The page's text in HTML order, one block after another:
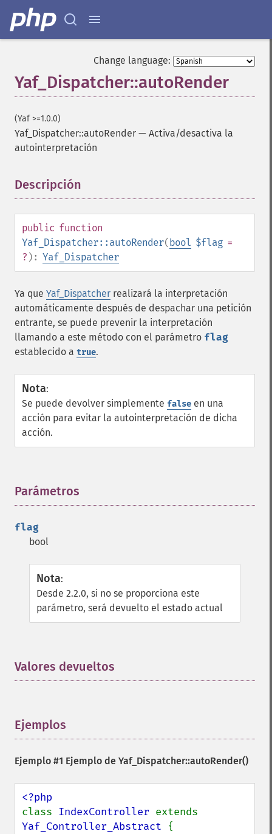
Change language:
Yaf_Dispatcher::autoRender
(Yaf >=1.0.0)
Yaf_Dispatcher::autoRender — Activa/desactiva la
autointerpretación
Descripción
public function
Yaf_Dispatcher::autoRender(bool $flag =
? ): Yaf_Dispatcher
Ya que Yaf_Dispatcher realizará la interpretación
automáticamente después de despachar una petición
entrante, se puede prevenir la interpretación
llamando a este método con el parámetro flag
establecido a true.
Nota:
Se puede devolver simplemente false en una
acción para evitar la autointerpretación de dicha
acción.
Parámetros
flag
bool
Nota:
Desde 2.2.0, si no se proporciona este
parámetro, será devuelto el estado actual
Valores devueltos
Ejemplos
Ejemplo #1 Ejemplo de Yaf_Dispatcher::autoRender()
class IndexController
Yaf_Controller_Abstract {